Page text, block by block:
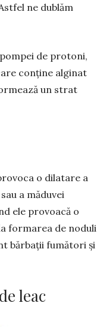
ne dublăm
de protoni,
con­ține alginat
un strat
o dila­tare a
a mă­duvei
ele pro­voacă o
for­marea de no­duli
bărbații fumători și
leac